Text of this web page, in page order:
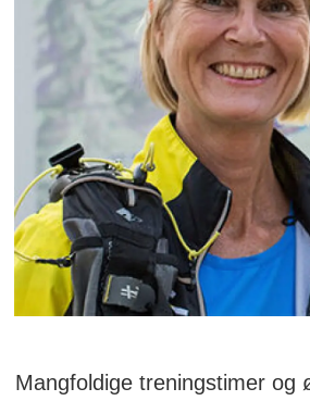
Mangfoldige treningstimer og